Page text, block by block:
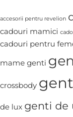
accesorii pentru revelion
cadouri mamici
cadouri pentru
mame genti
crossbody
de lux genti de